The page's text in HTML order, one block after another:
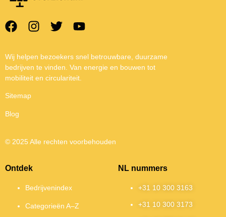
Wij helpen bezoekers snel betrouwbare, duurzame
bedrijven te vinden. Van energie en bouwen tot
mobiliteit en circulariteit.
Sitemap
Blog
© 2025 Alle rechten voorbehouden
Ontdek
Bedrijvenindex
Categorieën A–Z
NL nummers
+31 10 300 3163
+31 10 300 3173